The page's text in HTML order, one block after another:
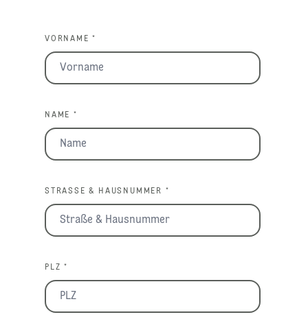
VORNAME *
NAME *
STRASSE & HAUSNUMMER *
PLZ *